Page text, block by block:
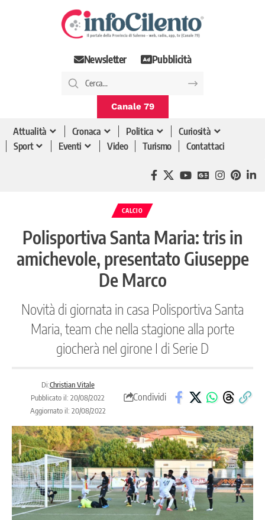
Newsletter Pubblicità
Canale 79
Attualità Cronaca Politica
Curiosità
Sport
Eventi Video Turismo Contattaci
CALCIO
Polisportiva Santa Maria: tris in
amichevole, presentato Giuseppe
De Marco
Novità di giornata in casa Polisportiva Santa
Maria, team che nella stagione alla porte
giocherà nel girone I di Serie D
Di:Christian Vitale
Pubblicato il: 20/08/2022
Aggiornato il: 20/08/2022
Condividi